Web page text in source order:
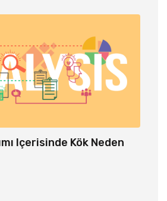
Içerisinde Kök Neden